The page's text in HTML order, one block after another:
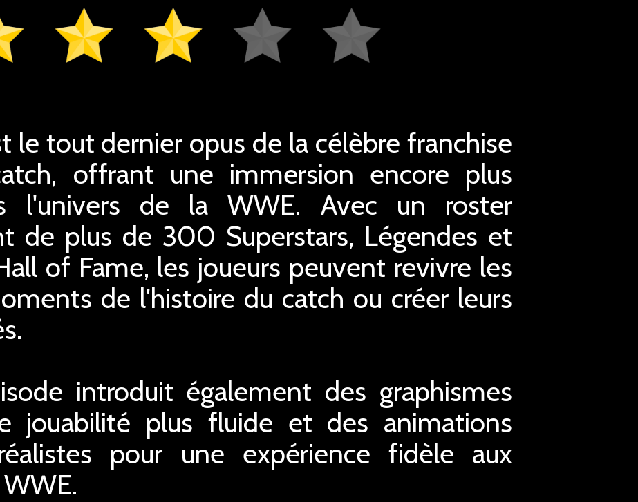
le tout dernier opus de la célèbre franchise
offrant une immersion encore plus
l'univers de la WWE. Avec un roster
de plus de 300 Superstars, Légendes et
of Fame, les joueurs peuvent revivre les
de l'histoire du catch ou créer leurs
introduit également des graphismes
jouabilité plus fluide et des animations
pour une expérience fidèle aux